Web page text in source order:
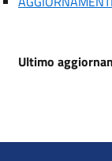
Ultimo